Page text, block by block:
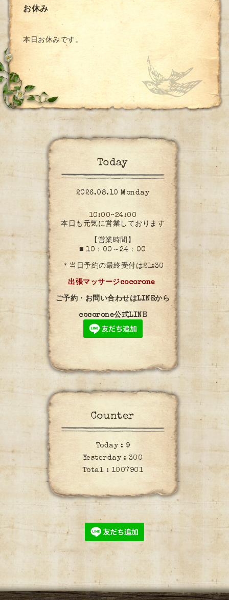
お休み
本日お休みです。
Today
2026.08.10 Monday
10:00~24:00
本日も元気に営業しております
【営業時間】
■ 10：00～24：00
＊当日予約の最終受付は21:30
出張マッサージcocorone
ご予約・お問い合わせはLINEから
cocorone公式LINE
Counter
Today : 9
Yesterday : 300
Total : 1007901